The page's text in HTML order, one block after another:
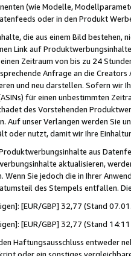
(wie Modelle,
oder in den Produkt
die aus einem Bild bestehen,
Link auf
Zeitraum von bis zu 24
Anfrage an die
und neu darstellen. Sofern wir
für einen unbestimmten
des Vorstehenden
Auf unser Verlangen werden Sie
oder nutzt, damit wir Ihre
aus
aktualisieren,
Sie jedoch die in Ihrer
des Stempels entfallen.
[EUR/GBP] 32,77 (Stand
[EUR/GBP] 32,77 (Stand
Haftungsausschluss entweder
oder ein sonstiges